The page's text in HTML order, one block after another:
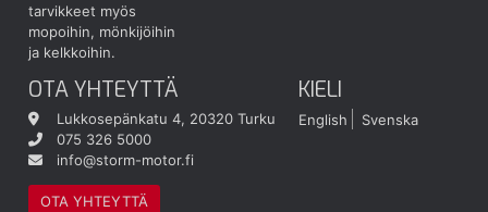
tarvikkeet myös
mopoihin, mönkijöihin
ja kelkkoihin.
OTA YHTEYTTÄ
Lukkosepänkatu 4, 20320 Turku
075 326 5000
info@storm-motor.fi
OTA YHTEYTTÄ
KIELI
English Svenska